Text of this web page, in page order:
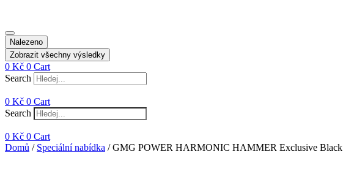
Nalezeno
Zobrazit všechny výsledky
0 Kč 0 Cart
Search
0 Kč 0 Cart
Search
0 Kč 0 Cart
Domů / Speciální nabídka / GMG POWER HARMONIC HAMMER Exclusive Black